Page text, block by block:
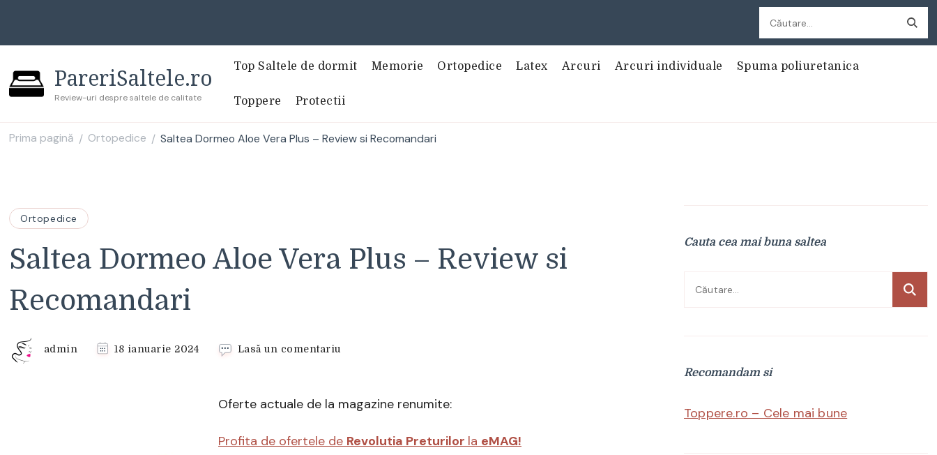
Caută
după:
PareriSaltele.ro
Review-uri despre saltele de calitate
Top Saltele de dormit Memorie Ortopedice Latex Arcuri Arcuri individuale Spuma poliuretanica
Toppere Protectii
Prima pagină / Ortopedice / Saltea Dormeo Aloe Vera Plus – Review si Recomandari
Ortopedice
Saltea Dormeo Aloe Vera Plus – Review si
Recomandari
admin 18 ianuarie 2024 Lasă un comentariu
Vera
Oferte actuale de la magazine renumite:
Profita de ofertele de Revolutia Preturilor la eMAG!
Cauta cea mai buna saltea
Caută
Recomandam si
Toppere.ro – Cele mai bune